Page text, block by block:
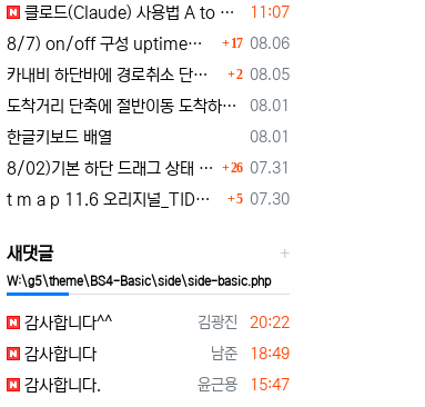
등록일
11:07
클로드(Claude) 사용법 A to Z｜가입부터 업무 활용법 VSCODE 연결 까지
등록일
08.06
8/7) on/off 구성 uptime표시로 운행시간표시 🚗최근목적지 바로가기 및 ⛔이전화면이동과 260807 17
등록일
08.05
카내비 하단바에 경로취소 단축버튼 추가 요청 2
등록일
08.01
도착거리 단축에 절반이동 도착하기 로드리게스로 5가지를 한 번에 배우세요
등록일
08.01
한글키보드 배열
등록일
07.31
8/02)기본 하단 드래그 상태 시작 기능 carnavi-11-6-0-3944_cargps_260802.apk 26
등록일
07.30
t m a p 11.6 오리지널_TID로그인 파일설치 tmap-11-6-0-3944_org signed.apk 5
새댓글
W:\g5\theme\BS4-Basic\side\side-basic.php
등록자
김광진 등록일
20:22
감사합니다^^
등록자
남준 등록일
18:49
감사합니다
등록자
윤근용 등록일
15:47
감사합니다.